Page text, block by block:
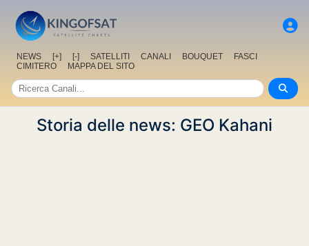
NEWS [+] [-] SATELLITI CANALI BOUQUET
FASCI
CIMITERO
MAPPA DEL SITO
Storia delle news: GEO Kahani